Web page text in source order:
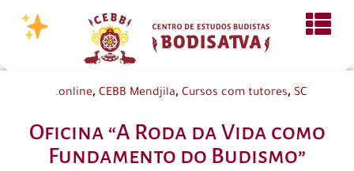
.online, CEBB Mendjila, Cursos com tutores, SC
Oficina “A Roda da Vida como
Fundamento do Budismo”